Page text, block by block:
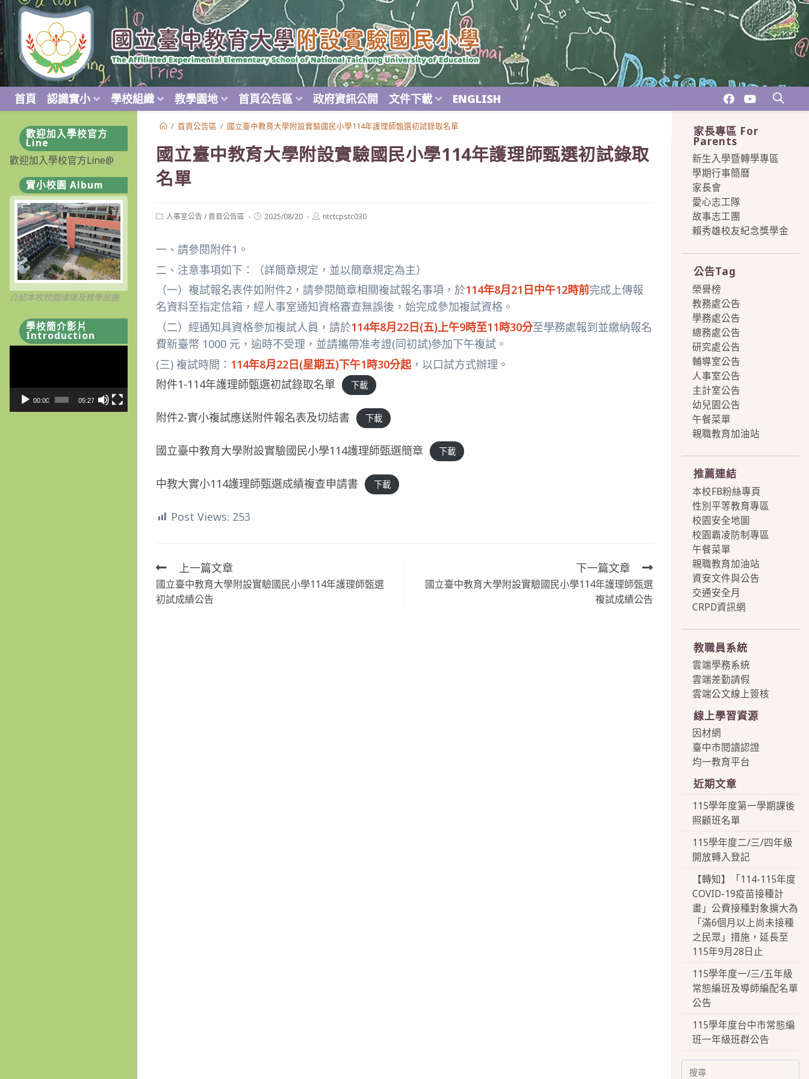
跳
至
主
要
容
首頁 認識實小 學校組織 教學園地 首頁公告區 政府資訊公開 文件下載 ENGLISH
/ 首頁公告區 / 國立臺中教育大學附設實驗國民小學114年護理師甄選初試錄取名單
國立臺中教育大學附設實驗國民小學114年護理師甄選初試錄取
名單
Post人事室公告 / 首頁公告區
Post2025/08/20
Postntctcpstc030
一、請參閱附件1。
二、注意事項如下：（詳簡章規定，並以簡章規定為主）
（一）複試報名表件如附件2，請參閱簡章相關複試報名事項，於114年8月21日中午12時前完成上傳報
名資料至指定信箱，經人事室通知資格審查無誤後，始完成參加複試資格。
（二）經通知具資格參加複試人員，請於114年8月22日(五)上午9時至11時30分至學務處報到並繳納報名
費新臺幣 1000 元，逾時不受理，並請攜帶准考證(同初試)參加下午複試。
(三) 複試時間： 114年8月22日(星期五)下午1時30分起 ，以口試方式辦理。
附件1-114年護理師甄選初試錄取名單
下載
附件2-實小複試應送附件報名表及切結書 下載
國立臺中教育大學附設實驗國民小學114護理師甄選簡章 下載
中教大實小114護理師甄選成績複查申請書 下載
Post Views: 253
Read
more
上一篇文章
國立臺中教育大學附設實驗國民小學114年護理師甄選
初試成績公告
下一篇文章
國立臺中教育大學附設實驗國民小學114年護理師甄選
複試成績公告
歡迎加入學校官方
Line
歡迎加入學校官方Line@
實小校園 Album
介紹本校校園環境及教學設施
學校簡介影片
Introduction
器
00:00 05:27
家長專區 For
Parents
新生入學暨轉學專區
學期行事簡曆
家長會
愛心志工隊
故事志工團
賴秀雄校友紀念獎學金
公告Tag
榮譽榜
教務處公告
學務處公告
總務處公告
研究處公告
輔導室公告
人事室公告
主計室公告
幼兒園公告
午餐菜單
親職教育加油站
推薦連結
本校FB粉絲專頁
性別平等教育專區
校園安全地圖
校園霸凌防制專區
午餐菜單
親職教育加油站
資安文件與公告
交通安全月
CRPD資訊網
教職員系統
雲端學務系統
雲端差勤請假
雲端公文線上簽核
線上學習資源
因材網
臺中市閱讀認證
均一教育平台
近期文章
115學年度第一學期課後
照顧班名單
115學年度二/三/四年級
開放轉入登記
【轉知】「114-115年度
COVID-19疫苗接種計
畫」公費接種對象擴大為
「滿6個月以上尚未接種
之民眾」措施，延長至
115年9月28日止
115學年度一/三/五年級
常態編班及導師編配名單
公告
115學年度台中市常態編
班一年級班群公告
Search